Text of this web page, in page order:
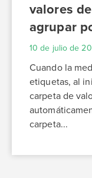
valores
agrupar
10 de julio de
Cuando la
etiquetas, al
carpeta de
carpeta...